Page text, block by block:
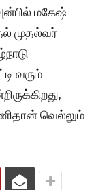
மகேஷ்
முதல்வர்
வரும்
வெல்லும்